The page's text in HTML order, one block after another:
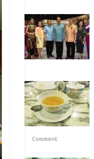
Comment